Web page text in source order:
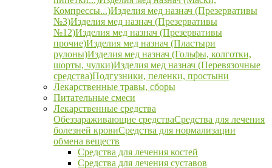
Компрессы...)Изделия мед назнач (Презервативы
№3)Изделия мед назнач (Презервативы
№12)Изделия мед назнач (Презервативы
прочие)Изделия мед назнач (Пластыри
рулоны)Изделия мед назнач (Гольфы, колготки,
шорты, чулки)Изделия мед назнач (Перевязочные
средства)Подгузники, пеленки, простыни
Лекарственные травы, сборы
Питательные смеси
Лекарственные средства
Обеззараживающие средстваСредства для лечения
болезней кровиСредства для нормализации
обмена веществ
Средства для лечения костей
Средства для лечения суставов